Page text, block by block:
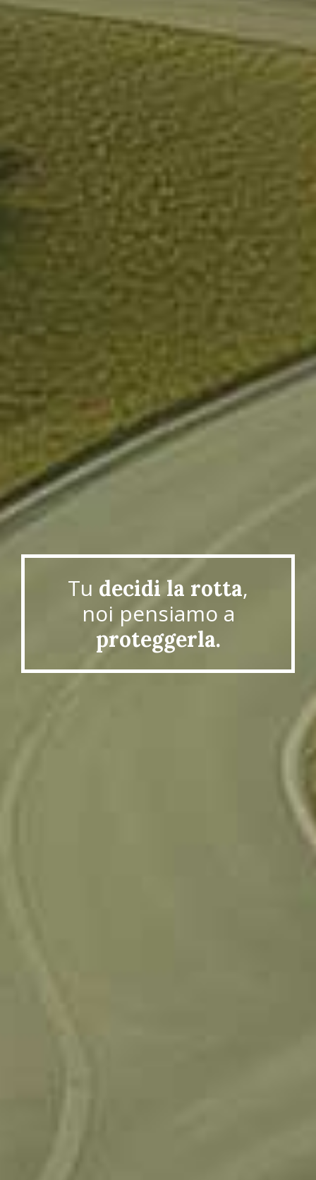
Tu decidi la rotta,
noi pensiamo a
proteggerla.